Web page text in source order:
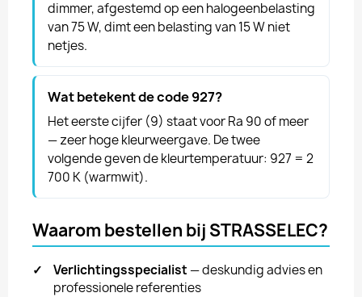
dimmer, afgestemd op een halogeenbelasting
van 75 W, dimt een belasting van 15 W niet
netjes.
Wat betekent de code 927?
Het eerste cijfer (9) staat voor Ra 90 of meer
— zeer hoge kleurweergave. De twee
volgende geven de kleurtemperatuur: 927 = 2
700 K (warmwit).
Waarom bestellen bij STRASSELEC?
✓ Verlichtingsspecialist — deskundig advies en
professionele referenties